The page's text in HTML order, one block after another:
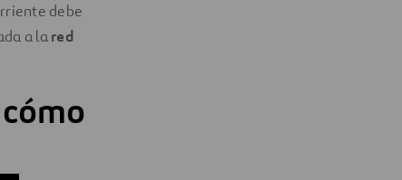
debe
a lared